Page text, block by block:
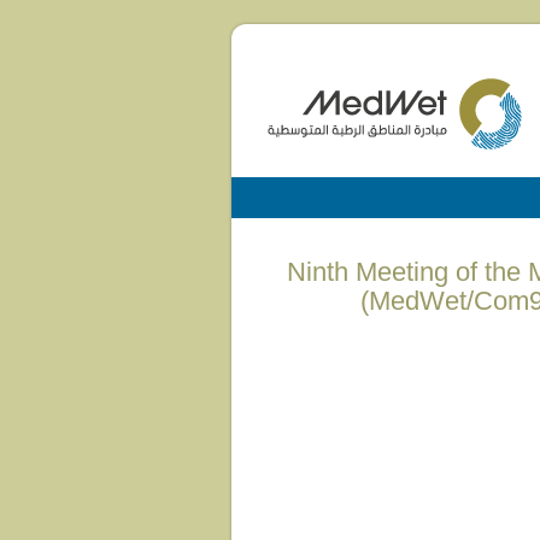
(English) Ninth Meeting
(MedWet/